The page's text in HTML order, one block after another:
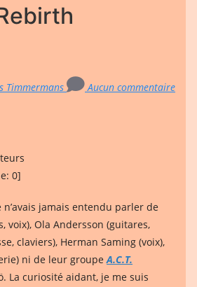
Timmermans
Aucun commentaire
0]
jamais entendu parler de
voix), Ola Andersson (guitares,
claviers), Herman Saming (voix),
ni de leur groupeA.C.T.
La curiosité aidant, je me suis